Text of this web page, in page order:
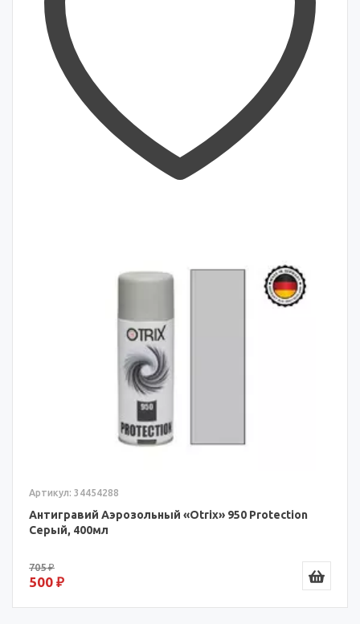
Артикул: 34454288
Антигравий Аэрозольный «Otrix» 950 Protection
Серый, 400мл
705 ₽
500 ₽